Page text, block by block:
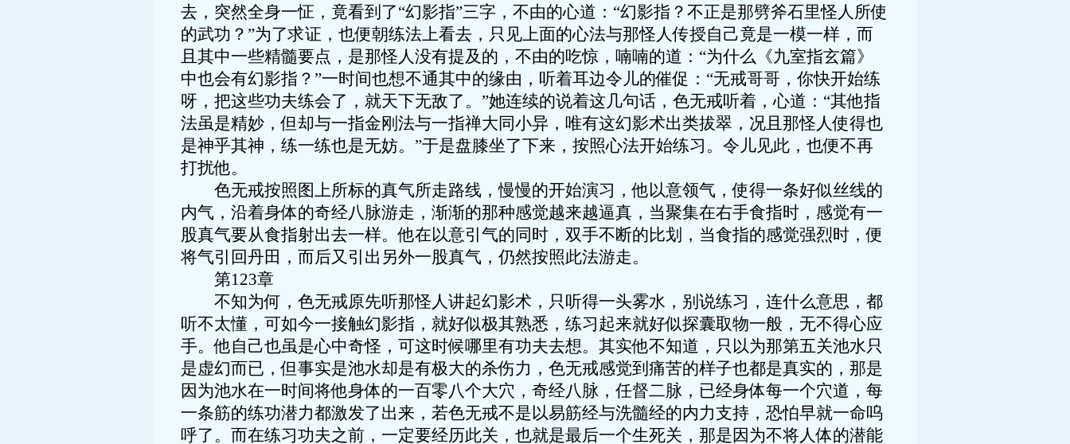
去，突然全身一怔，竟看到了“幻影指”三字，不由的心道：“幻影指？不正是那劈斧石里怪人所使
的武功？”为了求证，也便朝练法上看去，只见上面的心法与那怪人传授自己竟是一模一样，而
且其中一些精髓要点，是那怪人没有提及的，不由的吃惊，喃喃的道：“为什么《九室指玄篇》
中也会有幻影指？”一时间也想不通其中的缘由，听着耳边令儿的催促：“无戒哥哥，你快开始练
呀，把这些功夫练会了，就天下无敌了。”她连续的说着这几句话，色无戒听着，心道：“其他指
法虽是精妙，但却与一指金刚法与一指禅大同小异，唯有这幻影术出类拔翠，况且那怪人使得也
是神乎其神，练一练也是无妨。”于是盘膝坐了下来，按照心法开始练习。令儿见此，也便不再
打扰他。
色无戒按照图上所标的真气所走路线，慢慢的开始演习，他以意领气，使得一条好似丝线的
内气，沿着身体的奇经八脉游走，渐渐的那种感觉越来越逼真，当聚集在右手食指时，感觉有一
股真气要从食指射出去一样。他在以意引气的同时，双手不断的比划，当食指的感觉强烈时，便
将气引回丹田，而后又引出另外一股真气，仍然按照此法游走。
第123章
不知为何，色无戒原先听那怪人讲起幻影术，只听得一头雾水，别说练习，连什么意思，都
听不太懂，可如今一接触幻影指，就好似极其熟悉，练习起来就好似探囊取物一般，无不得心应
手。他自己也虽是心中奇怪，可这时候哪里有功夫去想。其实他不知道，只以为那第五关池水只
是虚幻而已，但事实是池水却是有极大的杀伤力，色无戒感觉到痛苦的样子也都是真实的，那是
因为池水在一时间将他身体的一百零八个大穴，奇经八脉，任督二脉，已经身体每一个穴道，每
一条筋的练功潜力都激发了出来，若色无戒不是以易筋经与洗髓经的内力支持，恐怕早就一命呜
呼了。而在练习功夫之前，一定要经历此关，也就是最后一个生死关，那是因为不将人体的潜能